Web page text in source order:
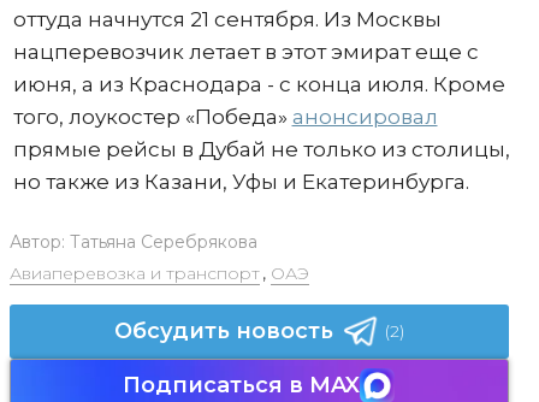
оттуда начнутся 21 сентября. Из Москвы
нацперевозчик летает в этот эмират еще с
июня, а из Краснодара - с конца июля. Кроме
того, лоукостер «Победа» анонсировал
прямые рейсы в Дубай не только из столицы,
но также из Казани, Уфы и Екатеринбурга.
Автор: Татьяна Серебрякова
Авиаперевозка и транспорт, ОАЭ
Обсудить новость (2)
Подписаться в MAX